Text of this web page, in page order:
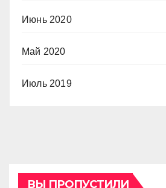
Июнь 2020
Май 2020
Июль 2019
ВЫ ПРОПУСТИЛИ